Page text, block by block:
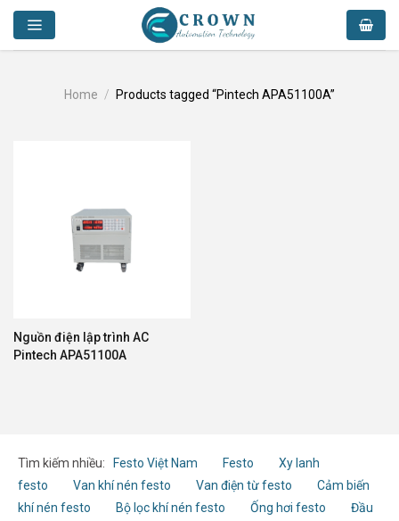
Skip
content
Home / Products tagged “Pintech APA51100A”
Nguồn điện lập trình AC
Pintech APA51100A
Tìm kiếm nhiều: Festo Việt Nam Festo
Xy lanh
festo
Van khí nén festo Van điện từ festo
Cảm biến
khí nén festo
Bộ lọc khí nén festo Ống hơi festo
Đầu